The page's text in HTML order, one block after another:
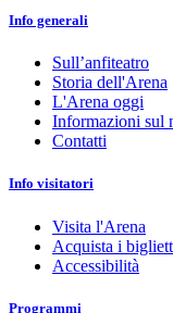
Info generali
Sull’anfiteatro
Storia dell'Arena
L'Arena oggi
Informazioni sul
Contatti
Info visitatori
Visita l'Arena
Acquista i
Accessibilità
Programmi